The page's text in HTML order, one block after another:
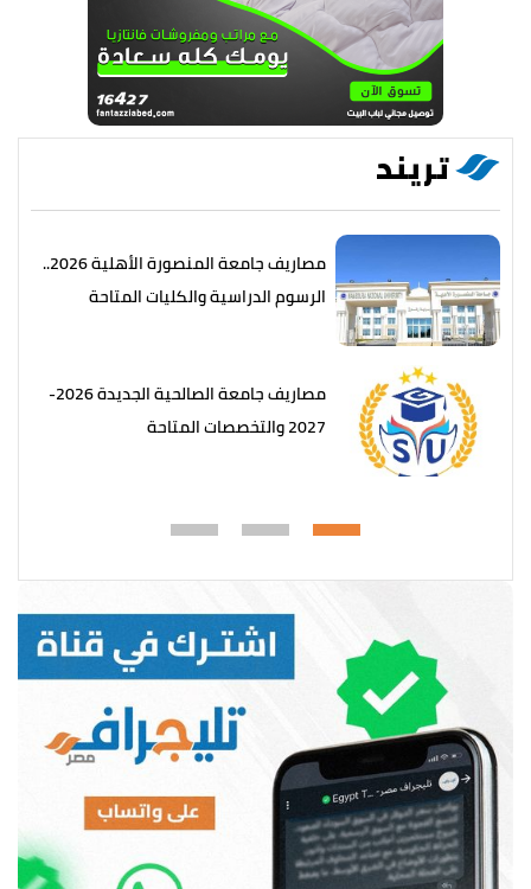
تريند
مصاريف جامعة المنصورة الأهلية 2026..
الرسوم الدراسية والكليات المتاحة
مصاريف جامعة الصالحية الجديدة 2026-
2027 والتخصصات المتاحة